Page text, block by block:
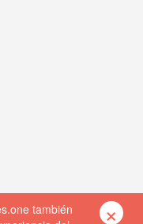
también
×